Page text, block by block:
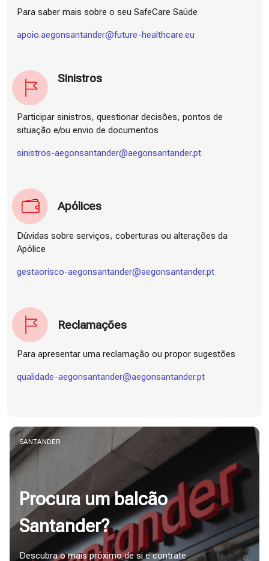
Para saber mais sobre o seu SafeCare Saúde
apoio.aegonsantander@future-healthcare.eu
Sinistros
Participar sinistros, questionar decisões, pontos de
situação e/ou envio de documentos
sinistros-aegonsantander@aegonsantander.pt
Apólices
Dúvidas sobre serviços, coberturas ou alterações da
Apólice
gestaorisco-aegonsantander@aegonsantander.pt
Reclamações
Para apresentar uma reclamação ou propor sugestões
qualidade-aegonsantander@aegonsantander.pt
SANTANDER
Procura um balcão
Santander?
Descubra o mais próximo de si e contrate